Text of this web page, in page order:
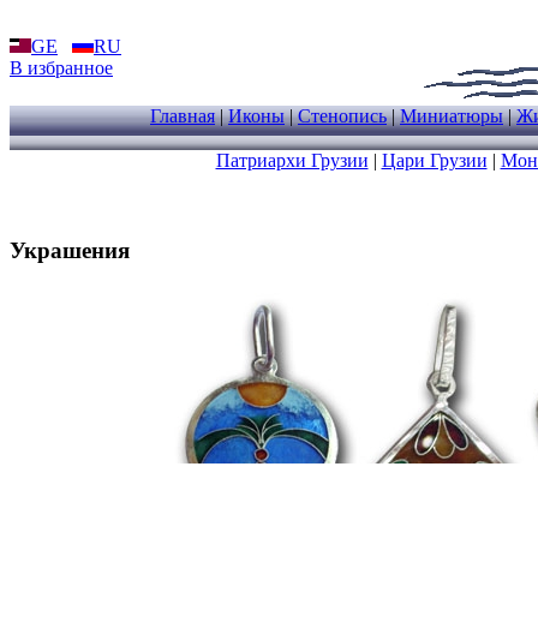
GE
RU
В избранное
Главная|Иконы|Стенопись|Миниатюры|
Патриархи Грузии | Цари Грузии |
Украшения